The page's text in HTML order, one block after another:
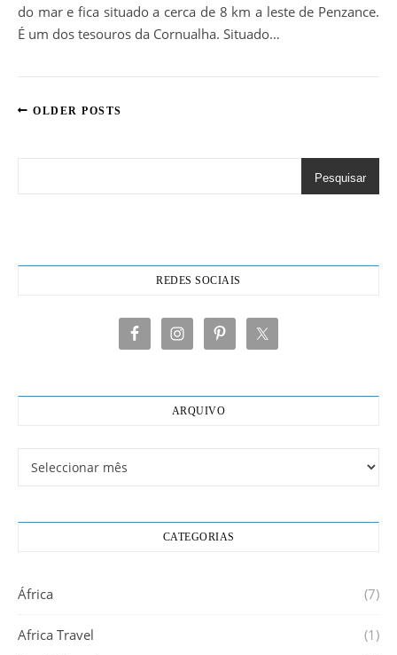
do mar e fica situado a cerca de 8 km a leste de Penzance.
É um dos tesouros da Cornualha. Situado…
OLDER POSTS
Pesquisar
REDES SOCIAIS
ARQUIVO
CATEGORIAS
África (7)
Africa Travel
(1)